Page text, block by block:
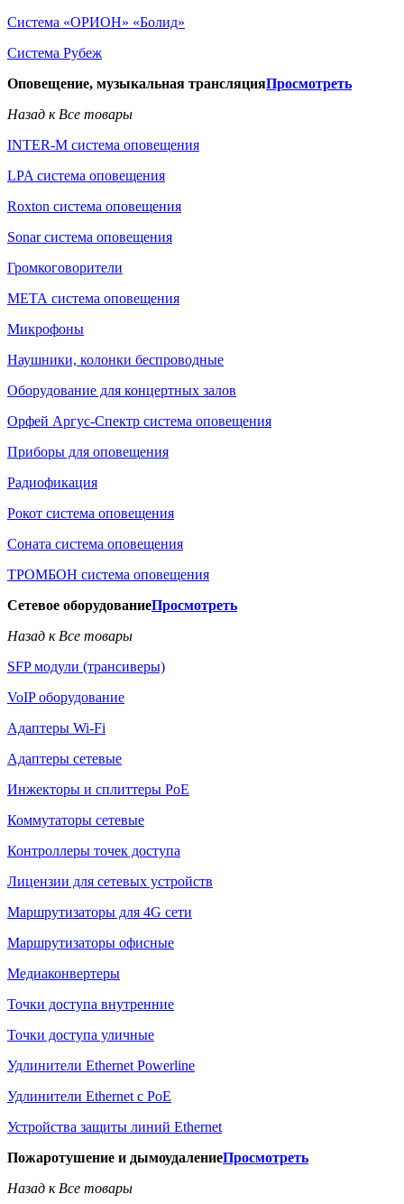
Система «ОРИОН» «Болид»
Система Рубеж
Оповещение, музыкальная трансляцияПросмотреть
Назад к Все товары
INTER-M система оповещения
LPA система оповещения
Roxton система оповещения
Sonar система оповещения
Громкоговорители
МЕТА система оповещения
Микрофоны
Наушники, колонки беспроводные
Оборудование для концертных залов
Орфей Аргус-Спектр система оповещения
Приборы для оповещения
Радиофикация
Рокот система оповещения
Соната система оповещения
ТРОМБОН система оповещения
Сетевое оборудованиеПросмотреть
Назад к Все товары
SFP модули (трансиверы)
VoIP оборудование
Адаптеры Wi-Fi
Адаптеры сетевые
Инжекторы и сплиттеры РоЕ
Коммутаторы сетевые
Контроллеры точек доступа
Лицензии для сетевых устройств
Маршрутизаторы для 4G сети
Маршрутизаторы офисные
Медиаконвертеры
Точки доступа внутренние
Точки доступа уличные
Удлинители Ethernet Powerline
Удлинители Ethernet с PoE
Устройства защиты линий Ethernet
Пожаротушение и дымоудалениеПросмотреть
Назад к Все товары